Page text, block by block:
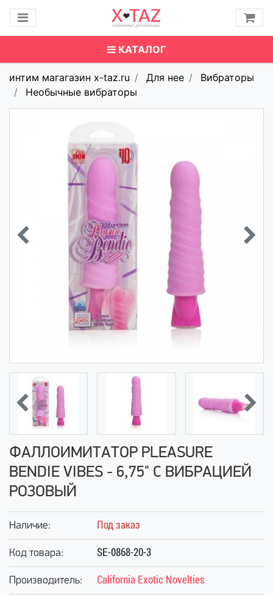
КАТАЛОГ
интим магагазин x-taz.ru Для нее
Вибраторы
Необычные вибраторы
ФАЛЛОИМИТАТОР PLEASURE
BENDIE VIBES - 6,75" С ВИБРАЦИЕЙ
РОЗОВЫЙ
Наличие: Под заказ
Код товара: SE-0868-20-3
Производитель: California Exotic Novelties